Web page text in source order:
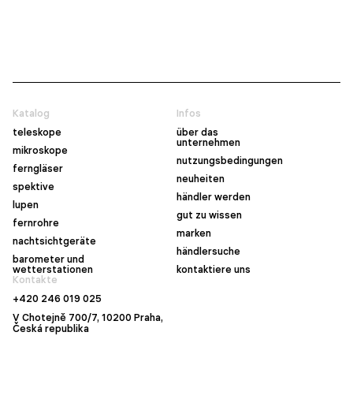
Katalog
teleskope
mikroskope
ferngläser
spektive
lupen
fernrohre
nachtsichtgeräte
barometer und
wetterstationen
Infos
über das
unternehmen
nutzungsbedingungen
neuheiten
händler werden
gut zu wissen
marken
händlersuche
kontaktiere uns
Kontakte
+420 246 019 025
V Chotejně 700/7, 10200 Praha,
Česká republika